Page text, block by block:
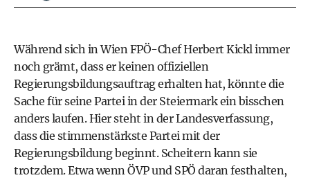
Während sich in Wien FPÖ-Chef Herbert Kickl immer
noch grämt, dass er keinen offiziellen
Regierungsbildungsauftrag erhalten hat, könnte die
Sache für seine Partei in der Steiermark ein bisschen
anders laufen. Hier steht in der Landesverfassung,
dass die stimmenstärkste Partei mit der
Regierungsbildung beginnt. Scheitern kann sie
trotzdem. Etwa wenn ÖVP und SPÖ daran festhalten,